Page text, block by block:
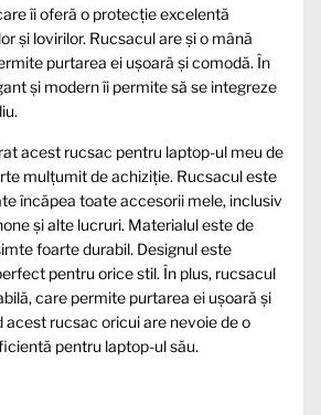
îi oferă o protecție excelentă
și lovirilor. Rucsacul are și o mână
purtarea ei ușoară și comodă. În
și modern îi permite să se integreze
acest rucsac pentru laptop-ul meu de
mulțumit de achiziție. Rucsacul este
încăpea toate accesorii mele, inclusiv
și alte lucruri. Materialul este de
foarte durabil. Designul este
pentru orice stil. În plus, rucsacul
care permite purtarea ei ușoară și
acest rucsac oricui are nevoie de o
pentru laptop-ul său.